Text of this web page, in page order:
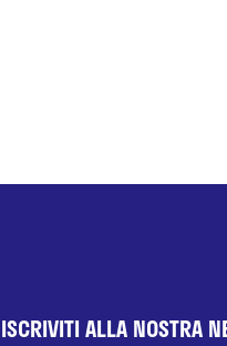
ISCRIVITI ALLA NOSTRA